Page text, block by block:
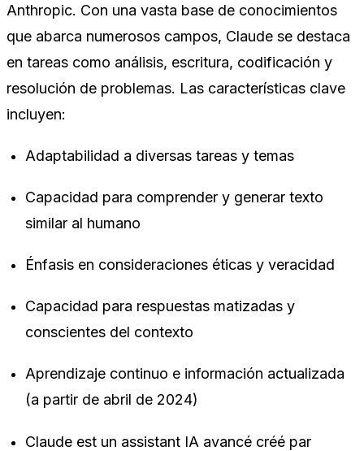
Anthropic. Con una vasta base de conocimientos
que abarca numerosos campos, Claude se destaca
en tareas como análisis, escritura, codificación y
resolución de problemas. Las características clave
incluyen:
Adaptabilidad a diversas tareas y temas
Capacidad para comprender y generar texto
similar al humano
Énfasis en consideraciones éticas y veracidad
Capacidad para respuestas matizadas y
conscientes del contexto
Aprendizaje continuo e información actualizada
(a partir de abril de 2024)
Claude est un assistant IA avancé créé par